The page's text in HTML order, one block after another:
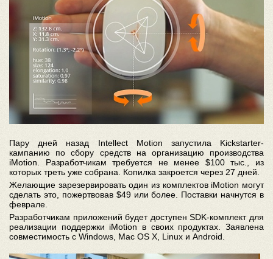
Пару дней назад Intellect Motion запустила Kickstarter-
кампанию по сбору средств на организацию производства
iMotion. Разработчикам требуется не менее $100 тыс., из
которых треть уже собрана. Копилка закроется через 27 дней.
Желающие зарезервировать один из комплектов iMotion могут
сделать это, пожертвовав $49 или более. Поставки начнутся в
феврале.
Разработчикам приложений будет доступен SDK-комплект для
реализации поддержки iMotion в своих продуктах. Заявлена
совместимость с Windows, Mac OS X, Linux и Android.